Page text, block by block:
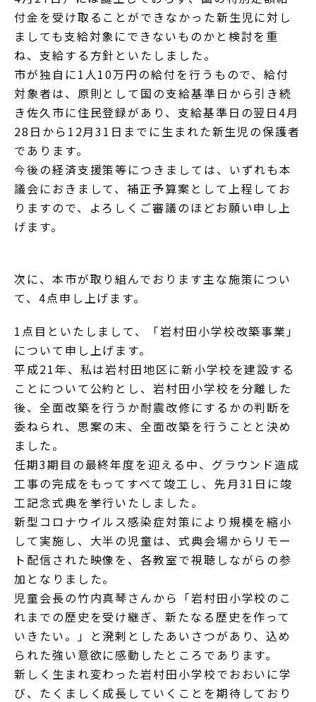
付金を受け取ることができなかった新生児に対し
ましても支給対象にできないものかと検討を重
ね、支給する方針といたしました。
市が独自に1人10万円の給付を行うもので、給付
対象者は、原則として国の支給基準日から引き続
き佐久市に住民登録があり、支給基準日の翌日4月
28日から12月31日までに生まれた新生児の保護者
であります。
今後の経済支援策等につきましては、いずれも本
議会におきまして、補正予算案として上程してお
りますので、よろしくご審議のほどお願い申し上
げます。
次に、本市が取り組んでおります主な施策につい
て、4点申し上げます。
1点目といたしまして、「岩村田小学校改築事業」
について申し上げます。
平成21年、私は岩村田地区に新小学校を建設する
ことについて公約とし、岩村田小学校を分離した
後、全面改築を行うか耐震改修にするかの判断を
委ねられ、思案の末、全面改築を行うことと決め
ました。
任期3期目の最終年度を迎える中、グラウンド造成
工事の完成をもってすべて竣工し、先月31日に竣
工記念式典を挙行いたしました。
新型コロナウイルス感染症対策により規模を縮小
して実施し、大半の児童は、式典会場からリモー
ト配信された映像を、各教室で視聴しながらの参
加となりました。
児童会長の竹内真琴さんから「岩村田小学校のこ
れまでの歴史を受け継ぎ、新たなる歴史を作って
いきたい。」と溌剌としたあいさつがあり、込め
られた強い意欲に感動したところであります。
新しく生まれ変わった岩村田小学校でおおいに学
び、たくましく成長していくことを期待しており